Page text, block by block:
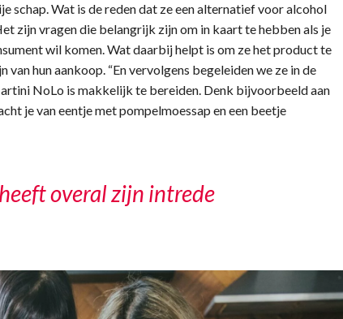
schap. Wat is de reden dat ze een alternatief voor alcohol
zijn vragen die belangrijk zijn om in kaart te hebben als je
wil komen. Wat daarbij helpt is om ze het product te
hun aankoop. “En vervolgens begeleiden we ze in de
NoLo is makkelijk te bereiden. Denk bijvoorbeeld aan
je van eentje met pompelmoessap en een beetje
overal zijn intrede